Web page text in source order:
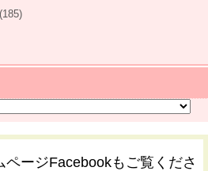
(185)
ージFacebookもご覧くださ